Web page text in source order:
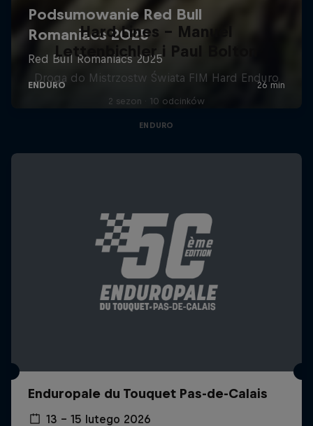
Hard Lines – Manuel
Lettenbichler i Paul Bolton
Droga do Mistrzostw Świata FIM Hard Enduro
2 sezon · 10 odcinków
ENDURO
Enduropale du Touquet Pas-de-Calais
13 – 15 lutego 2026